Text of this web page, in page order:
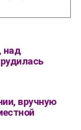
над
вручную